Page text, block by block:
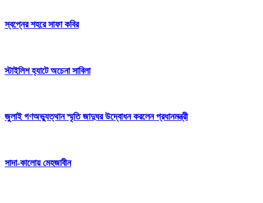
স্বপ্নের শহরে সাফা কবির
স্টাইলিশ হ্যাটে অচেনা সাবিলা
জুলাই গণঅভ্যুত্থান স্মৃতি জাদুঘর উদ্বোধন করলেন প্রধানমন্ত্রী
সাদা-কালোয় মেহজাবীন